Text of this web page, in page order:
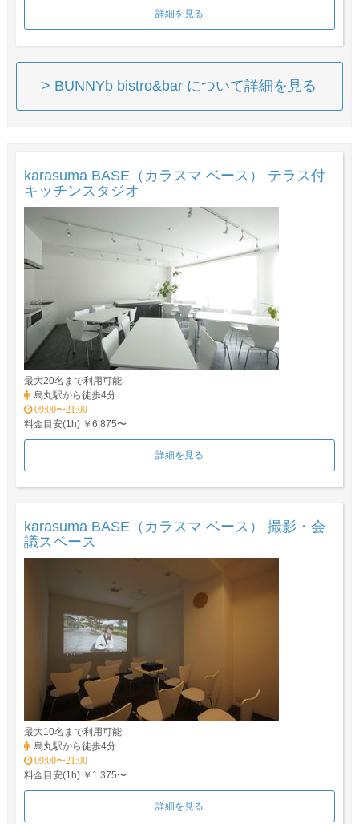
詳細を見る
> BUNNYb bistro&bar について詳細を見る
karasuma BASE（カラスマ ベース） テラス付
キッチンスタジオ
最大20名まで利用可能
烏丸駅から徒歩4分
09:00〜21:00
料金目安(1h) ￥6,875〜
詳細を見る
karasuma BASE（カラスマ ベース） 撮影・会
議スペース
最大10名まで利用可能
烏丸駅から徒歩4分
09:00〜21:00
料金目安(1h) ￥1,375〜
詳細を見る